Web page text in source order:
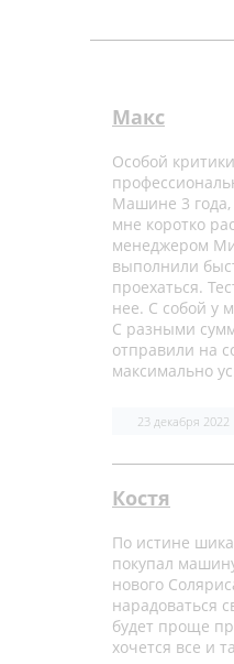
Макс
Особой
Машине 3
мне коротко
менеджером
выполнили
проехаться.
нее. С собой у
С разными
отправили на
максимально
23 декабря 2022
Костя
По истине
покупал
нового
нарадоваться
будет проще
хочется все и